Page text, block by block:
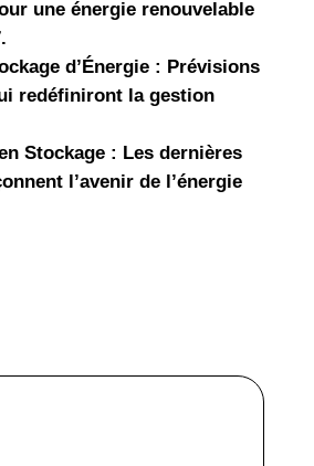
une énergie renouvelable
d’Énergie : Prévisions
redéfiniront la gestion
Stockage : Les dernières
l’avenir de l’énergie